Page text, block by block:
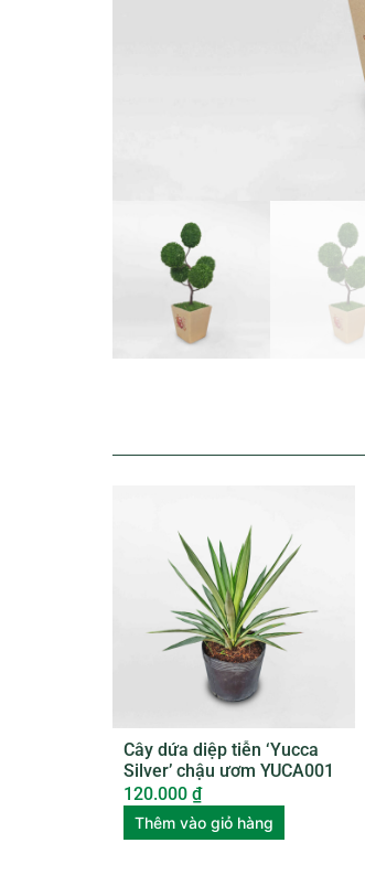
Cây dứa diệp tiễn ‘Yucca
Silver’ chậu ươm YUCA001
120.000 ₫
Thêm vào giỏ hàng